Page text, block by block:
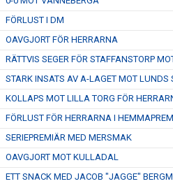
FÖRLUST I DM
OAVGJORT FÖR HERRARNA
RÄTTVIS SEGER FÖR STAFFANSTORP
STARK INSATS AV A-LAGET MOT LUNDS
KOLLAPS MOT LILLA TORG FÖR
FÖRLUST FÖR HERRARNA I
SERIEPREMIÄR MED MERSMAK
OAVGJORT MOT KULLADAL
ETT SNACK MED JACOB "JAGGE"